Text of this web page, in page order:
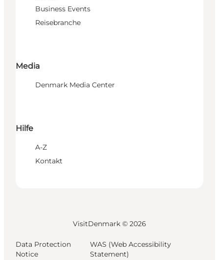
Business Events
Reisebranche
Media
Denmark Media Center
Hilfe
A-Z
Kontakt
VisitDenmark © 2026
Data Protection
Notice
WAS (Web Accessibility
Statement)